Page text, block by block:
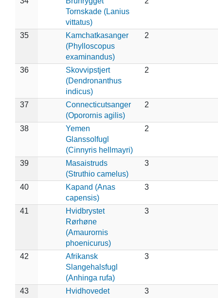
Tornskade (Lanius
vittatus)
35
Kamchatkasanger
(Phylloscopus
examinandus)
2
36
Skovvipstjert
(Dendronanthus
indicus)
2
37
Connecticutsanger
(Oporornis agilis)
2
38
Yemen
Glanssolfugl
(Cinnyris hellmayri)
2
39
Masaistruds
(Struthio camelus)
3
40
Kapand (Anas
capensis)
3
41
Hvidbrystet
Rørhøne
(Amaurornis
phoenicurus)
3
42
Afrikansk
Slangehalsfugl
(Anhinga rufa)
3
43
Hvidhovedet
3